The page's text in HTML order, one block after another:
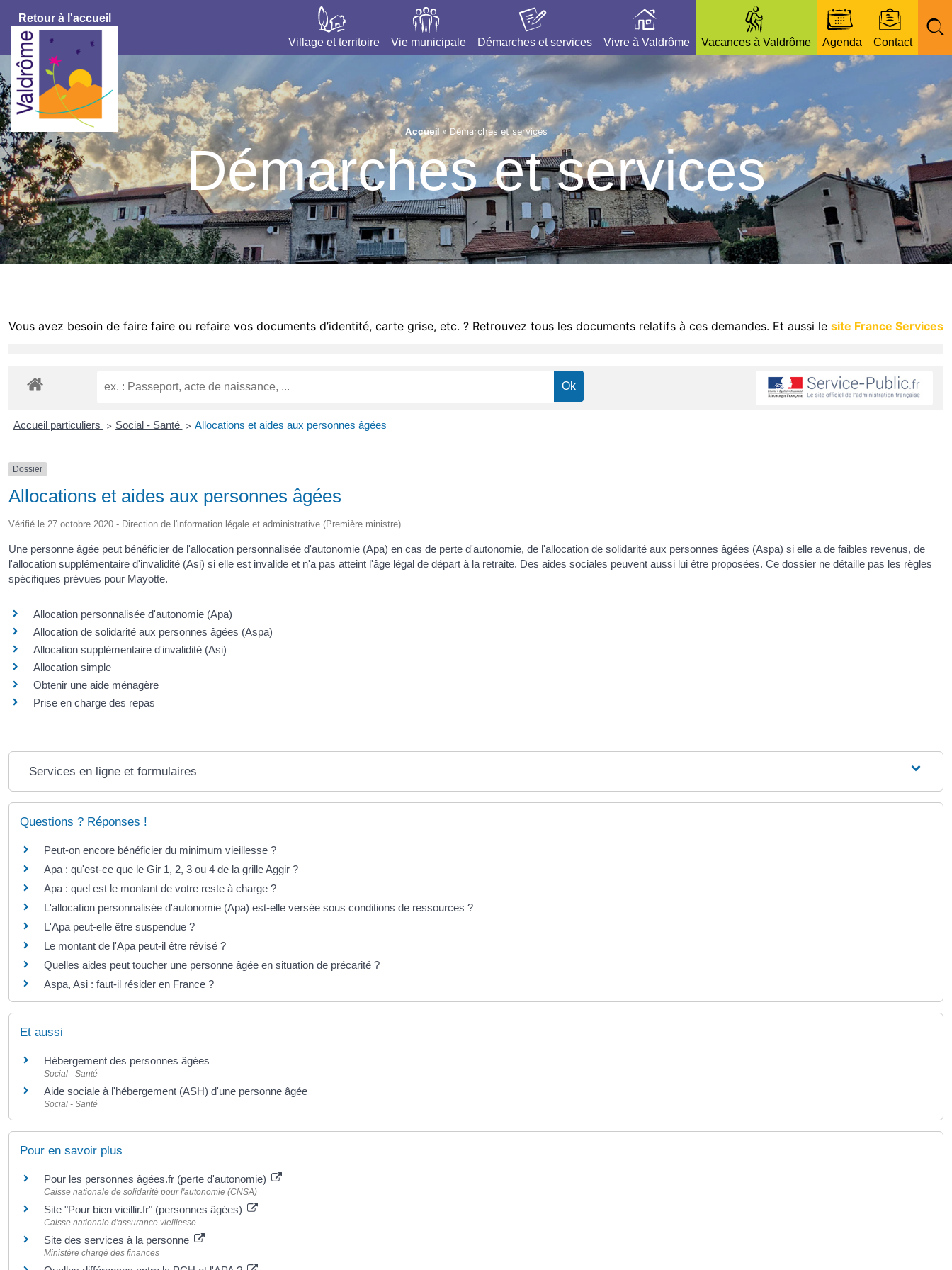
Retour à l'accueil
Village et territoire
Vie municipale Démarches et services Vivre à Valdrôme Vacances à Valdrôme Agenda Contact
Accueil»Démarches et services
Démarches et services
Vous avez besoin de faire faire ou refaire vos documents d’identité, carte grise, etc. ? Retrouvez tous les documents relatifs à ces demandes. Et aussi le site France Services
Accueil particuliers > Social - Santé > Allocations et aides aux personnes âgées
Dossier
Allocations et aides aux personnes âgées
Vérifié le 27 octobre 2020 - Direction de l'information légale et administrative (Première ministre)
Une personne âgée peut bénéficier de l'allocation personnalisée d'autonomie (Apa) en cas de perte d'autonomie, de l'allocation de solidarité aux personnes âgées (Aspa) si elle a de faibles revenus, de
l'allocation supplémentaire d'invalidité (Asi) si elle est invalide et n'a pas atteint l'âge légal de départ à la retraite. Des aides sociales peuvent aussi lui être proposées. Ce dossier ne détaille pas les règles
spécifiques prévues pour Mayotte.
Allocation personnalisée d'autonomie (Apa)
Allocation de solidarité aux personnes âgées (Aspa)
Allocation supplémentaire d'invalidité (Asi)
Allocation simple
Obtenir une aide ménagère
Prise en charge des repas
Services en ligne et formulaires
Questions ? Réponses !
Peut-on encore bénéficier du minimum vieillesse ?
Apa : qu'est-ce que le Gir 1, 2, 3 ou 4 de la grille Aggir ?
Apa : quel est le montant de votre reste à charge ?
L'allocation personnalisée d'autonomie (Apa) est-elle versée sous conditions de ressources ?
L'Apa peut-elle être suspendue ?
Le montant de l'Apa peut-il être révisé ?
Quelles aides peut toucher une personne âgée en situation de précarité ?
Aspa, Asi : faut-il résider en France ?
Et aussi
Hébergement des personnes âgées
Social - Santé
Aide sociale à l'hébergement (ASH) d'une personne âgée
Social - Santé
Pour en savoir plus
Pour les personnes âgées.fr (perte d'autonomie)
Caisse nationale de solidarité pour l'autonomie (CNSA)
Site "Pour bien vieillir.fr" (personnes âgées)
Caisse nationale d'assurance vieillesse
Site des services à la personne
Ministère chargé des finances